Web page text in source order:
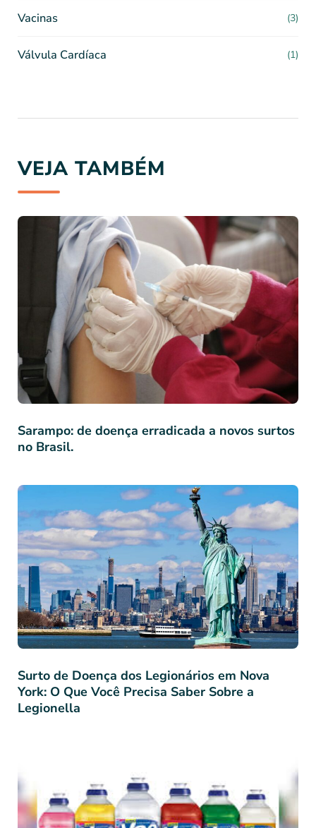
Vacinas (3)
Válvula Cardíaca (1)
VEJA TAMBÉM
Sarampo: de doença erradicada a novos surtos
no Brasil.
Surto de Doença dos Legionários em Nova
York: O Que Você Precisa Saber Sobre a
Legionella